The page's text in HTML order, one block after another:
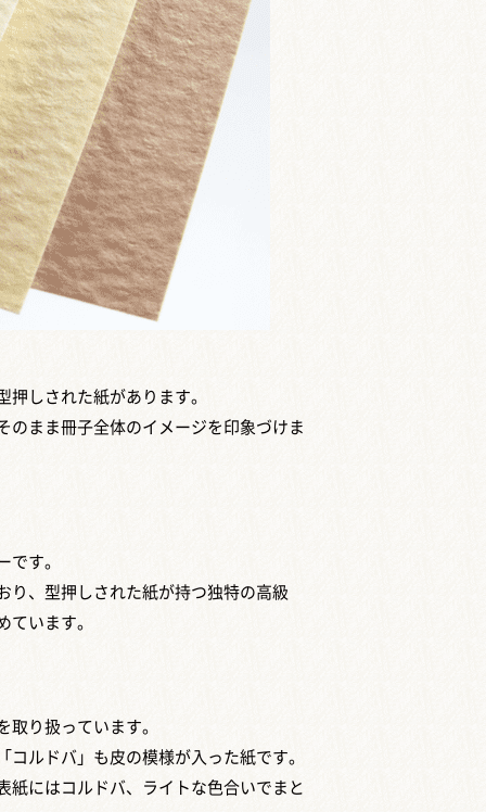
しされた紙があります。
のまま冊子全体のイメージを印象づけま
です。
り、型押しされた紙が持つ独特の高級
ています。
り扱っています。
ルドバ」も皮の模様が入った紙です。
紙にはコルドバ、ライトな色合いでまと